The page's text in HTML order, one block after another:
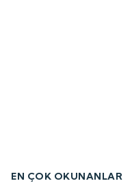
EN ÇOK OKUNANLAR